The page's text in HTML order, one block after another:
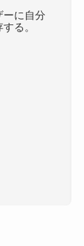
ーに自分
る。